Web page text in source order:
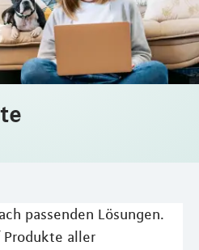
passenden Lösungen.
aller